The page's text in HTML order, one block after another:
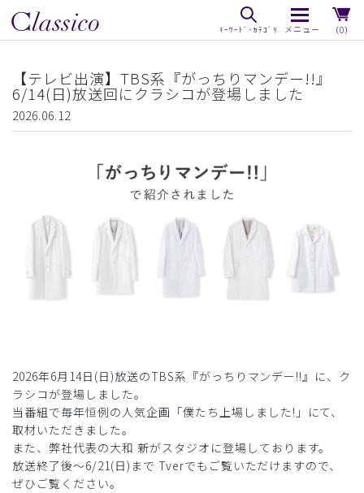
（0）
【テレビ出演】TBS系『がっちりマンデー!!』
6/14(日)放送回にクラシコが登場しました
2026.06.12
2026年6月14日(日)放送のTBS系『がっちりマンデー!!』に、ク
ラシコが登場しました。
当番組で毎年恒例の人気企画「僕たち上場しました!」にて、
取材いただきました。
また、弊社代表の大和 新がスタジオに登場しております。
放送終了後〜6/21(日)まで Tverでもご覧いただけますので、
ぜひご覧ください。